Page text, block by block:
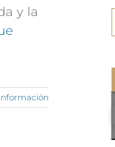
y la